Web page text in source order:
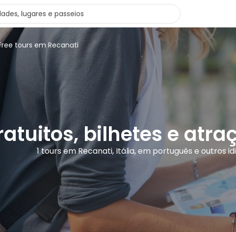
tours em Recanati
bilhetes e
1 tours em Recanati, Itália, em português e outros